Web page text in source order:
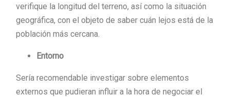
verifique la longitud del terreno, así como la situación
geográfica, con el objeto de saber cuán lejos está de la
población más cercana.
Entorno
Sería recomendable investigar sobre elementos
externos que pudieran influir a la hora de negociar el